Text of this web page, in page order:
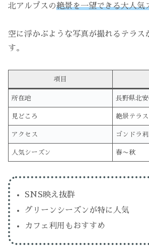
北アルプスの絶景を一望できる大人気
空に浮かぶような写真が撮れるテラス
す。
項目
所在地 長野県北
見どころ 絶景テラ
アクセス ゴンドラ利
人気シーズン 春〜秋
SNS映え抜群
グリーンシーズンが特に人気
カフェ利用もおすすめ